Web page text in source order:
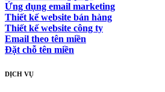
Ứng dụng email marketing
Thiết kế website bán hàng
Thiết kế website công ty
Email theo tên miền
Đặt chỗ tên miền
DỊCH VỤ